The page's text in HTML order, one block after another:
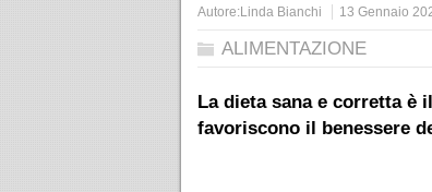
Autore:Linda Bianchi 13 Gennaio
ALIMENTAZIONE
La dieta sana e corretta è
favoriscono il benessere